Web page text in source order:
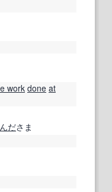
work done at
ださま